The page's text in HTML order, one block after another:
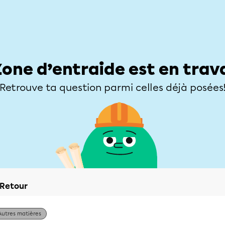
d’entraide est en
Retrouve ta question parmi celles déjà
Retour
matières